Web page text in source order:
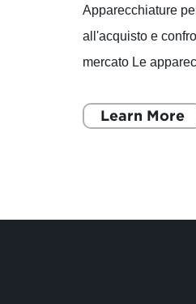
Apparecchiature
all'acquisto e
mercato Le
inclusi e
Learn More